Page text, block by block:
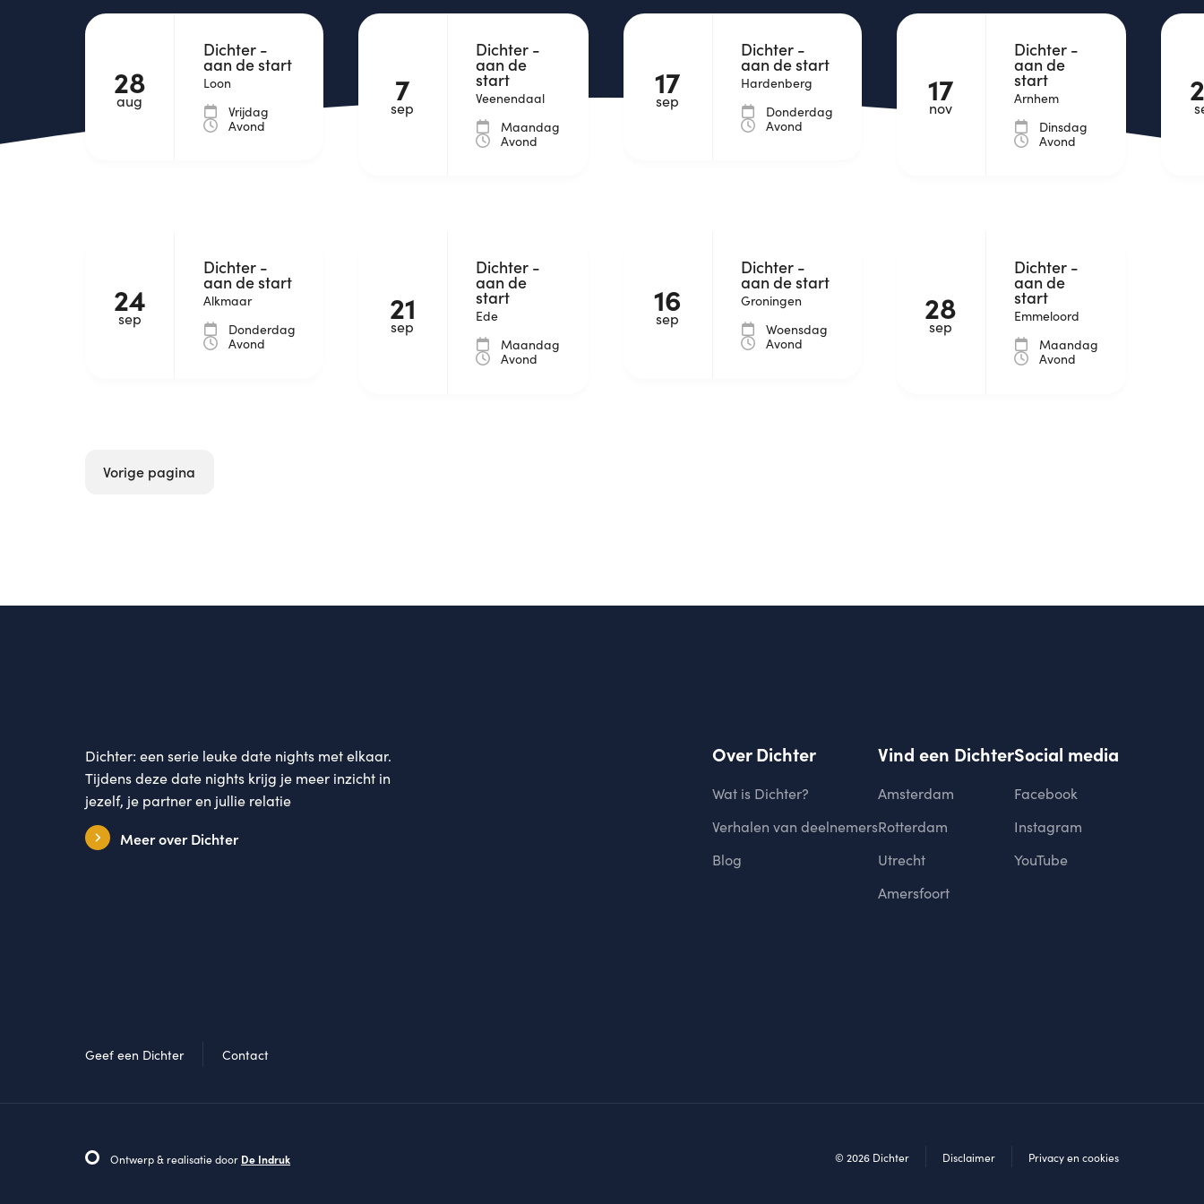
28
aug
Dichter -
aan de start
Loon
Vrijdag
Avond
7
sep
Dichter -
aan de
start
Veenendaal
Maandag
Avond
17
sep
Dichter -
aan de start
Hardenberg
Donderdag
Avond
17
nov
Dichter -
aan de
start
Arnhem
Dinsdag
Avond
24
sep
Dichter -
aan de start
Alkmaar
Donderdag
Avond
21
sep
Dichter -
aan de
start
Ede
Maandag
Avond
16
sep
Dichter -
aan de start
Groningen
Woensdag
Avond
28
sep
Dichter -
aan de
start
Emmeloord
Maandag
Avond
Vorige pagina
Dichter: een serie leuke date nights met elkaar.
Tijdens deze date nights krijg je meer inzicht in
jezelf, je partner en jullie relatie
Meer over Dichter
Over Dichter
Wat is Dichter?
Verhalen van deelnemers
Blog
Vind een Dichter
Amsterdam
Rotterdam
Utrecht
Amersfoort
Social media
Facebook
Instagram
YouTube
Geef een Dichter Contact
© 2026 Dichter Disclaimer Privacy en cookies
Ontwerp & realisatie door De Indruk